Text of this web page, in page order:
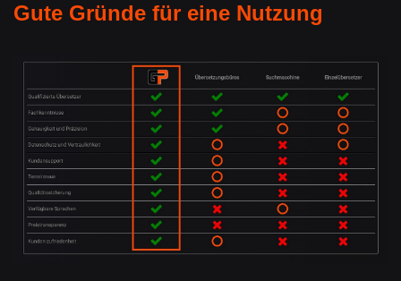
Gute Gründe für eine Nutzung